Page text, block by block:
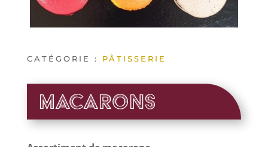
CATÉGORIE : PÂTISSERIE
Macarons